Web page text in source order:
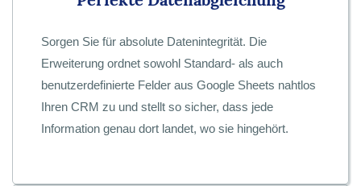
Sorgen Sie für absolute Datenintegrität. Die
Erweiterung ordnet sowohl Standard- als auch
benutzerdefinierte Felder aus Google Sheets nahtlos
Ihren CRM zu und stellt so sicher, dass jede
Information genau dort landet, wo sie hingehört.